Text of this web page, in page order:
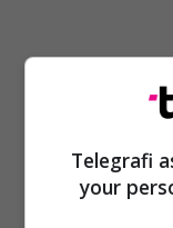
Telegrafi
your